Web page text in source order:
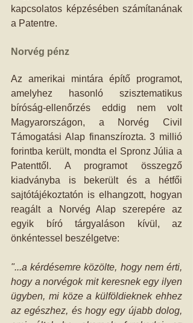
kapcsolatos képzésében számítanának
a Patentre.
Norvég pénz
Az amerikai mintára építő programot,
amelyhez hasonló szisztematikus
bíróság-ellenőrzés eddig nem volt
Magyarországon, a Norvég Civil
Támogatási Alap finanszírozta. 3 millió
forintba került, mondta el Spronz Júlia a
Patenttől. A programot összegző
kiadványba is bekerült és a hétfői
sajtótájékoztatón is elhangzott, hogyan
reagált a Norvég Alap szerepére az
egyik bíró tárgyaláson kívül, az
önkéntessel beszélgetve:
"...a kérdésemre közölte, hogy nem érti,
hogy a norvégok mit keresnek egy ilyen
ügyben, mi köze a külföldieknek ehhez
az egészhez, és hogy egy újabb dolog,